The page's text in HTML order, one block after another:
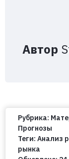
Автор
Рубрика:
Прогнозы
Теги: Анализ
рынка